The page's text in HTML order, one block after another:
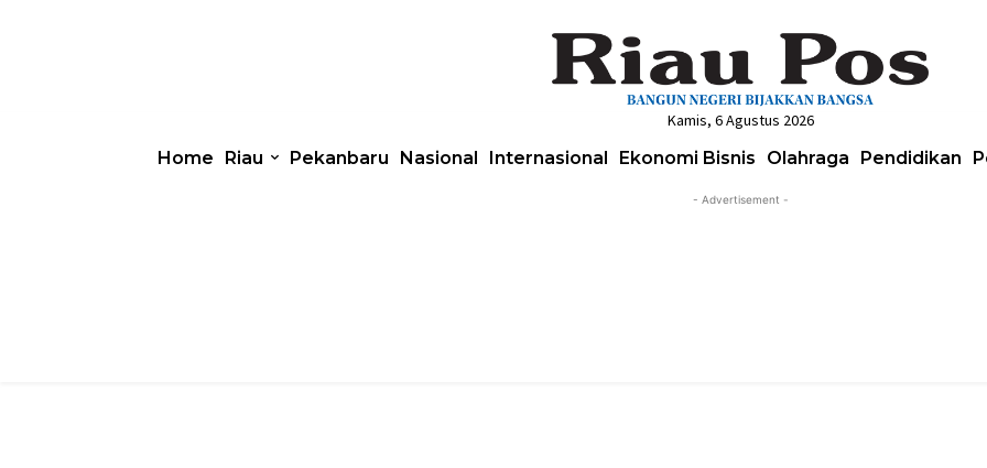
Kamis, 6 Agustus 2026
Home Riau Pekanbaru Nasional Internasional Ekonomi Bisnis Olahraga Pendidikan
- Advertisement -